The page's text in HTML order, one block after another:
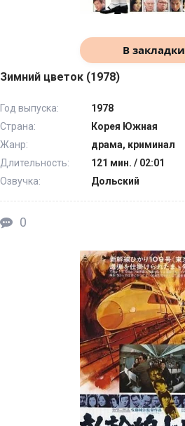
В закладки
Зимний цветок (1978)
Год выпуска:
1978
Страна:
Корея Южная
Жанр:
драма, криминал
Длительность:
121 мин. / 02:01
Озвучка:
Дольский
0